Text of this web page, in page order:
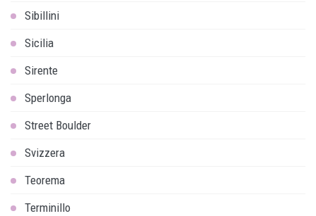
Sibillini
Sicilia
Sirente
Sperlonga
Street Boulder
Svizzera
Teorema
Terminillo